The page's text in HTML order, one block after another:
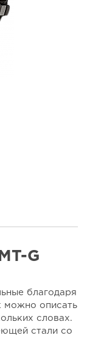
G
благодаря
можно описать
словах.
стали со